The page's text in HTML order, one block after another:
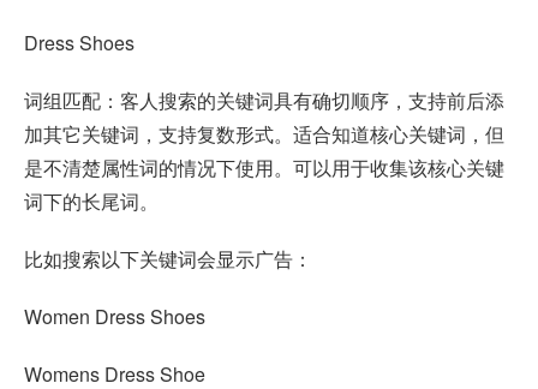
Dress Shoes
词组匹配：客人搜索的关键词具有确切顺序，支持前后添
加其它关键词，支持复数形式。适合知道核心关键词，但
是不清楚属性词的情况下使用。可以用于收集该核心关键
词下的长尾词。
比如搜索以下关键词会显示广告：
Women Dress Shoes
Womens Dress Shoe